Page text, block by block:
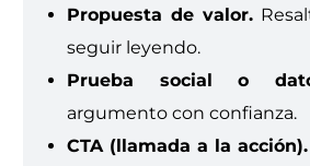
Propuesta de valor.
seguir leyendo.
Prueba social o
argumento con confianza.
CTA (llamada a la acción).